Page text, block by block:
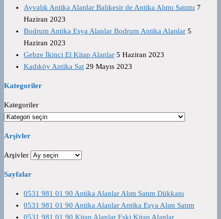
Ayvalık Antika Alanlar Balıkesir de Antika Alımı Satımı 7
Haziran 2023
Bodrum Antika Eşya Alanlar Bodrum Antika Alanlar 5
Haziran 2023
Gebze İkinci El Kitap Alanlar 5 Haziran 2023
Kadıköy Antika Sat 29 Mayıs 2023
Kategoriler
Kategoriler
Arşivler
Arşivler
Sayfalar
0531 981 01 90 Antika Alanlar Alım Satım Dükkanı
0531 981 01 90 Antika Alanlar Antika Eşya Alım Satım
0531 981 01 90 Kitap Alanlar Eski Kitap Alanlar